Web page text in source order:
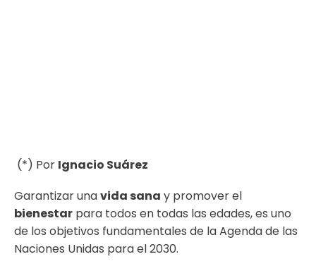
(*) Por Ignacio Suárez
Garantizar unavida sana y promover el
bienestar para todos en todas las edades, es uno
de los objetivos fundamentales de la Agenda de las
Naciones Unidas para el 2030.